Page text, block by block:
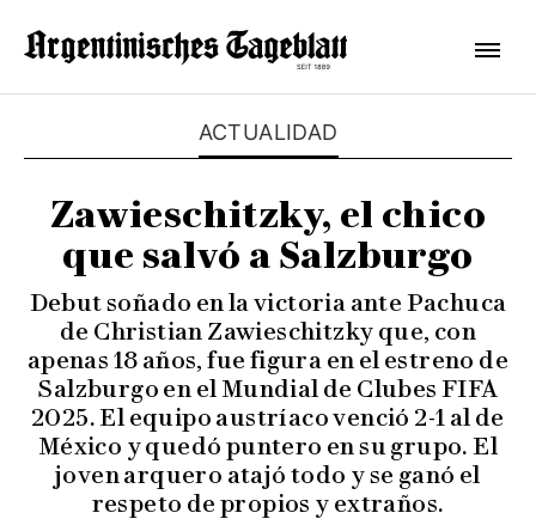
ACTUALIDAD
Zawieschitzky, el chico
que salvó a Salzburgo
Debut soñado en la victoria ante Pachuca
de Christian Zawieschitzky que, con
apenas 18 años, fue figura en el estreno de
Salzburgo en el Mundial de Clubes FIFA
2025. El equipo austríaco venció 2-1 al de
México y quedó puntero en su grupo. El
joven arquero atajó todo y se ganó el
respeto de propios y extraños.